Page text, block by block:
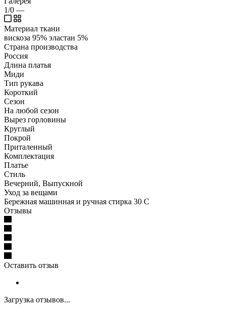
1/0 —
Материал ткани
вискоза 95% эластан 5%
Страна производства
Россия
Длина платья
Миди
Тип рукава
Короткий
Сезон
На любой сезон
Вырез горловины
Круглый
Покрой
Приталенный
Комплектация
Платье
Стиль
Вечерний, Выпускной
Уход за вещами
Бережная машинная и ручная стирка 30 С
Отзывы
Оставить отзыв
Загрузка отзывов...